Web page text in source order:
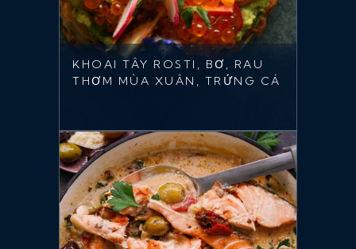
KHOAI TÂY ROSTI, BƠ, RAU
THƠM MÙA XUÂN, TRỨNG CÁ